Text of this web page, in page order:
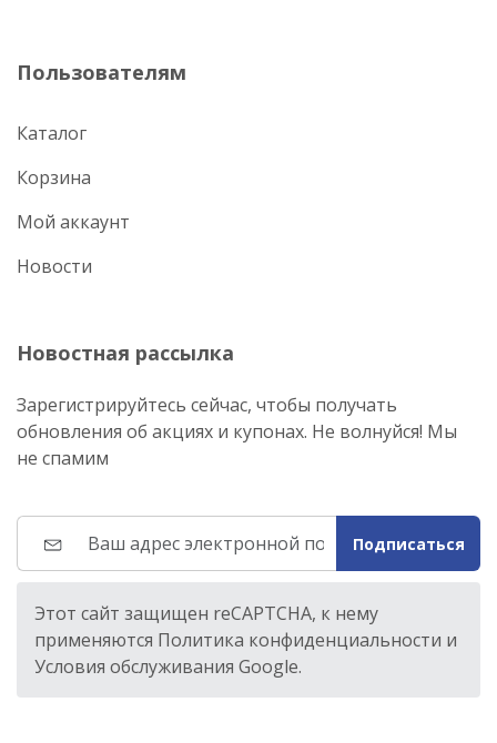
Пользователям
Каталог
Корзина
Мой аккаунт
Новости
Новостная рассылка
Зарегистрируйтесь сейчас, чтобы получать
обновления об акциях и купонах. Не волнуйся! Мы
не спамим
Подписаться
Этот сайт защищен reCAPTCHA, к нему
применяются Политика конфиденциальности и
Условия обслуживания Google.